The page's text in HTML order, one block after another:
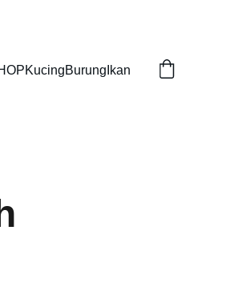
KucingBurung Ikan